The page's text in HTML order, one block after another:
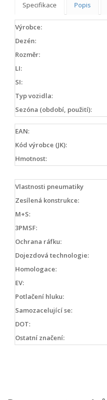
Specifikace Popis
Výrobce:
Dezén:
Rozměr:
LI:
SI:
Typ vozidla:
Sezóna (období, použití):
EAN:
Kód výrobce (JK):
Hmotnost:
Vlastnosti pneumatiky
Zesílená konstrukce:
M+S:
3PMSF:
Ochrana ráfku:
Dojezdová technologie:
Homologace:
EV:
Potlačení hluku:
Samozacelující se:
DOT:
Ostatní značení: